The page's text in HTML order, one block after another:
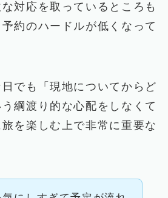
対応を取っているところも
約のハードルが低くなって
でも「現地についてからど
綱渡り的な心配をしなくて
を楽しむ上で非常に重要な